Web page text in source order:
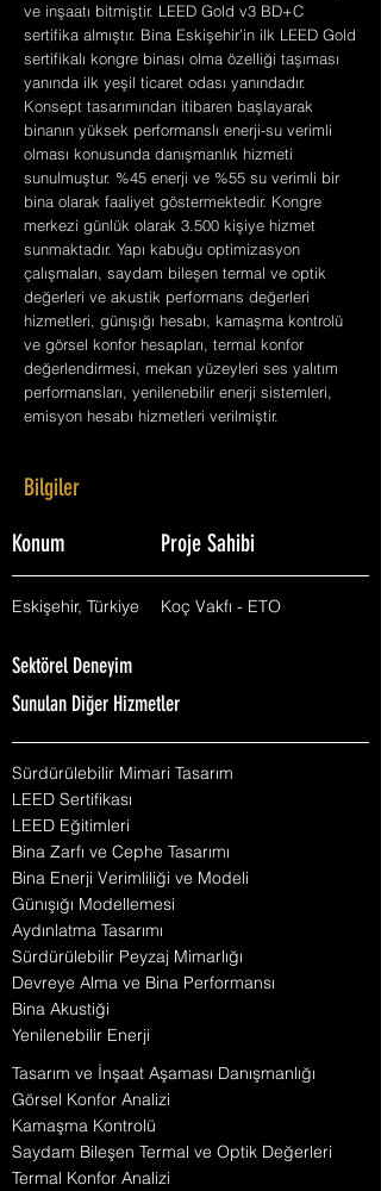
ve inşaatı bitmiştir. LEED Gold v3 BD+C
sertifika almıştır. Bina Eskişehir’in ilk LEED Gold
sertifikalı kongre binası olma özelliği taşıması
yanında ilk yeşil ticaret odası yanındadır.
Konsept tasarımından itibaren başlayarak
binanın yüksek performanslı enerji-su verimli
olması konusunda danışmanlık hizmeti
sunulmuştur. %45 enerji ve %55 su verimli bir
bina olarak faaliyet göstermektedir. Kongre
merkezi günlük olarak 3.500 kişiye hizmet
sunmaktadır. Yapı kabuğu optimizasyon
çalışmaları, saydam bileşen termal ve optik
değerleri ve akustik performans değerleri
hizmetleri, günışığı hesabı, kamaşma kontrolü
ve görsel konfor hesapları, termal konfor
değerlendirmesi, mekan yüzeyleri ses yalıtım
performansları, yenilenebilir enerji sistemleri,
emisyon hesabı hizmetleri verilmiştir.
Bilgiler
Konum Proje Sahibi
Eskişehir, Türkiye Koç Vakfı - ETO
Sektörel Deneyim
Sunulan Diğer Hizmetler
Sürdürülebilir Mimari Tasarım
LEED Sertifikası
LEED Eğitimleri
Bina Zarfı ve Cephe Tasarımı
Bina Enerji Verimliliği ve Modeli
Günışığı Modellemesi
Aydınlatma Tasarımı
Sürdürülebilir Peyzaj Mimarlığı
Devreye Alma ve Bina Performansı
Bina Akustiği
Yenilenebilir Enerji
Tasarım ve İnşaat Aşaması Danışmanlığı
Görsel Konfor Analizi
Kamaşma Kontrolü
Saydam Bileşen Termal ve Optik Değerleri
Termal Konfor Analizi